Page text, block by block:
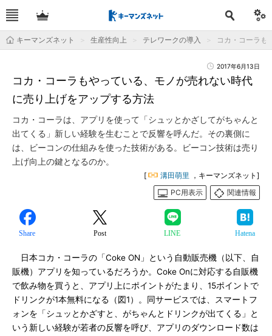
キーマンズネット 生産性向上 テレワークの導入 コカ・コーラも
2017年6月13日
コカ・コーラもやっている、モノが売れない時代
に売り上げをアップする方法
コカ・コーラは、アプリを使って「シュッとかざしてがちゃんと
出てくる」新しい経験を生むことで反響を呼んだ。その裏側に
は、ビーコンの仕組みを使った技術がある。ビーコン技術は売り
上げ向上の鍵となるのか。
[ 溝田萌里 ，キーマンズネット]
PC用表示
関連情報
Share Post LINE Hatena
日本コカ・コーラの「Coke ON」という自動販売機（以下、自
販機）アプリを知っているだろうか。Coke Onに対応する自販機
で飲み物を買うと、アプリ上にポイントがたまり、15ポイントで
ドリンクが1本無料になる（図1）。同サービスでは、スマートフ
ォンを「シュッとかざすと、がちゃんとドリンクが出てくる」と
いう新しい経験が若者の反響を呼び、アプリのダウンロード数は